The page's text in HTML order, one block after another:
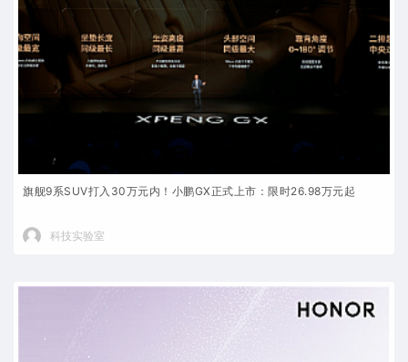
旗舰9系SUV打入30万元内！小鹏GX正式上市：限时26.98万元起
科技实验室